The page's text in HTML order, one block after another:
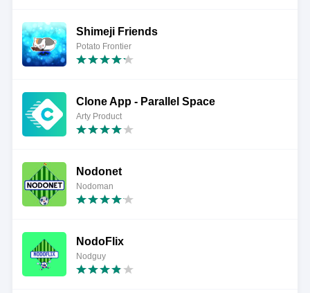
Shimeji Friends
Potato Frontier
Clone App - Parallel Space
Arty Product
Nodonet
Nodoman
NodoFlix
Nodguy